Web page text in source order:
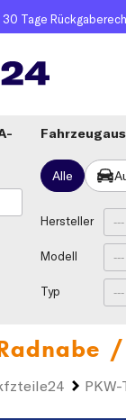
30 Tage
Alle
Hersteller
Modell
Typ